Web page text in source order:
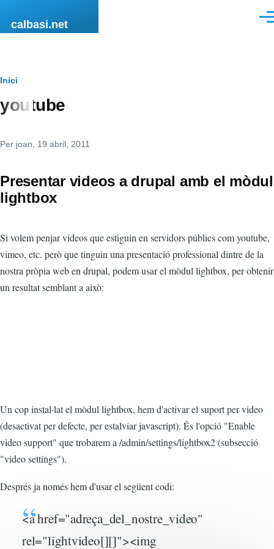
calbasi.net
Fil
d'ariadna
Inici
youtube
Per joan , 19 abril, 2011
Presentar videos a drupal amb el mòdul
lightbox
Si volem penjar videos que estiguin en servidors públics com youtube,
vimeo, etc. però que tinguin una presentació professional dintre de la
nostra pròpia web en drupal, podem usar el mòdul lightbox, per obtenir
un resultat semblant a això:
Un cop instal·lat el mòdul lightbox, hem d'activar el suport per video
(desactivat per defecte, per estalviar javascript). És l'opció "Enable
video support" que trobarem a /admin/settings/lightbox2 (subsecció
"video settings").
Després ja només hem d'usar el següent codi:
<a href="adreça_del_nostre_video"
rel="lightvideo[][]"><img